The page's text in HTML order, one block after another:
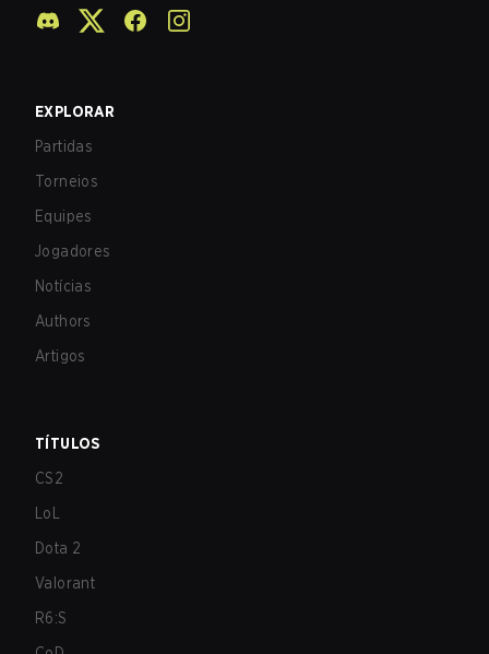
EXPLORAR
Partidas
Torneios
Equipes
Jogadores
Notícias
Authors
Artigos
TÍTULOS
CS2
LoL
Dota 2
Valorant
R6:S